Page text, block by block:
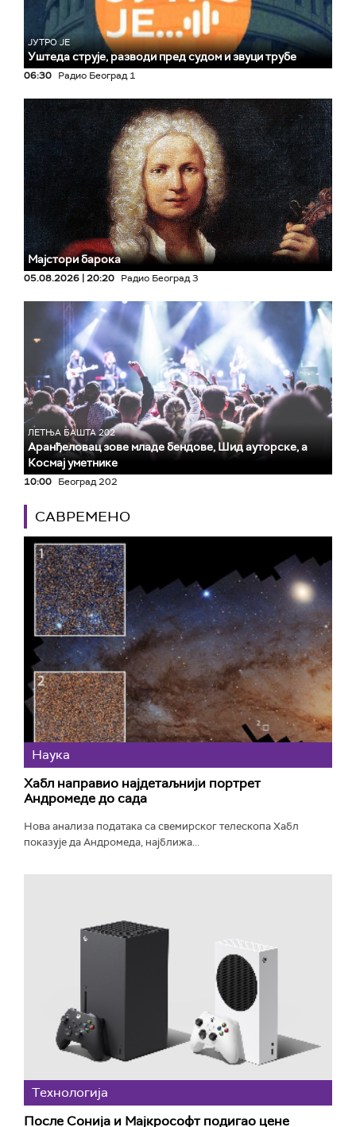
ЈУТРО ЈЕ
Уштеда струје, разводи пред судом и звуци трубе
06:30 Радио Београд 1
Мајстори барока
05.08.2026 | 20:20 Радио Београд 3
ЛЕТЊА БАШТА 202
Аранђеловац зове младе бендове, Шид ауторске, а
Космај уметнике
10:00 Београд 202
САВРЕМЕНО
Наука
Хабл направио најдетаљнији портрет
Андромеде до сада
Нова анализа података са свемирског телескопа Хабл
показује да Андромеда, најближа...
Технологијa
После Сонија и Мајкрософт подигао цене